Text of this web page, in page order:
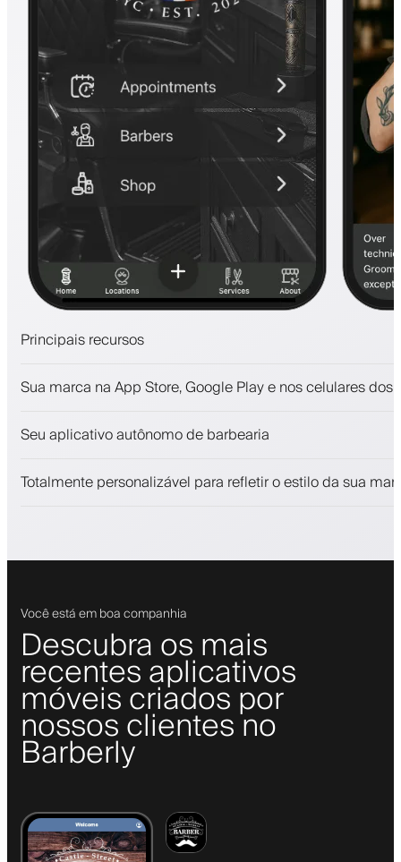
Principais recursos
Pagamentos, depósito caução
Envolva clientes com um programa de fidelidade
Sua marca na App Store, Google Play e nos celulares dos
Seu aplicativo autônomo de barbearia
Totalmente personalizável para refletir o estilo da sua
Você está em boa companhia
Descubra os mais
recentes aplicativos
móveis criados por
nossos clientes no
Barberly